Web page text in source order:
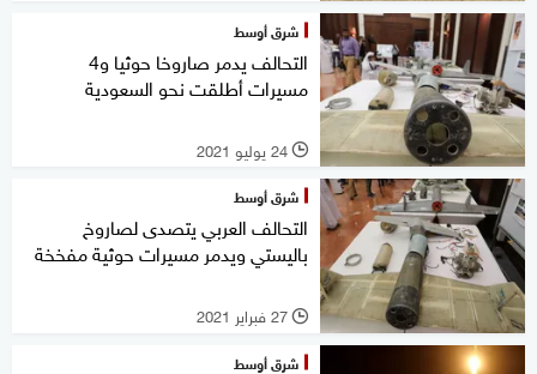
شرق أوسط
التحالف يدمر صاروخا حوثيا و4
مسيرات أطلقت نحو السعودية
l 24 يوليو 2021
شرق أوسط
التحالف العربي يتصدى لصاروخ
باليستي ويدمر مسيرات حوثية مفخخة
l 27 فبراير 2021
شرق أوسط